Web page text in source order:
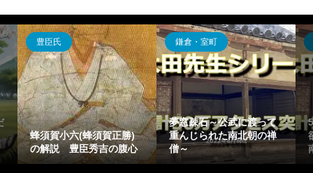
豊臣氏
蜂須賀小六(蜂須賀正勝)
の解説 豊臣秀吉の腹心
鎌倉・室町
夢窓疎石～公武に渡って
重んじられた南北朝の禅
僧～